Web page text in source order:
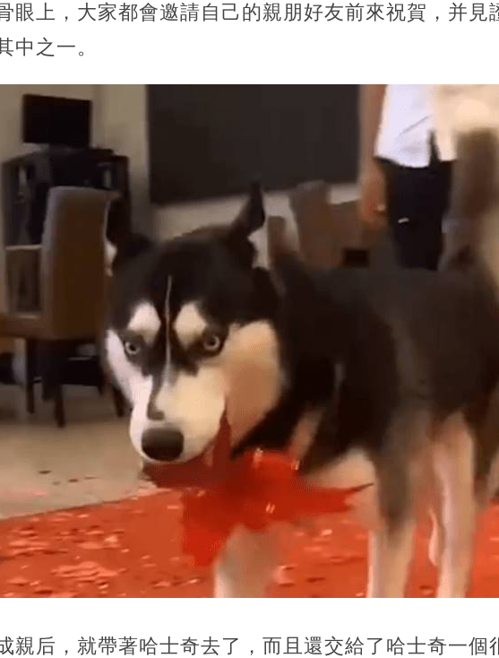
眼上，大家都會邀請自己的親朋好友前來祝賀，并見
中之一。
親后，就帶著哈士奇去了，而且還交給了哈士奇一個